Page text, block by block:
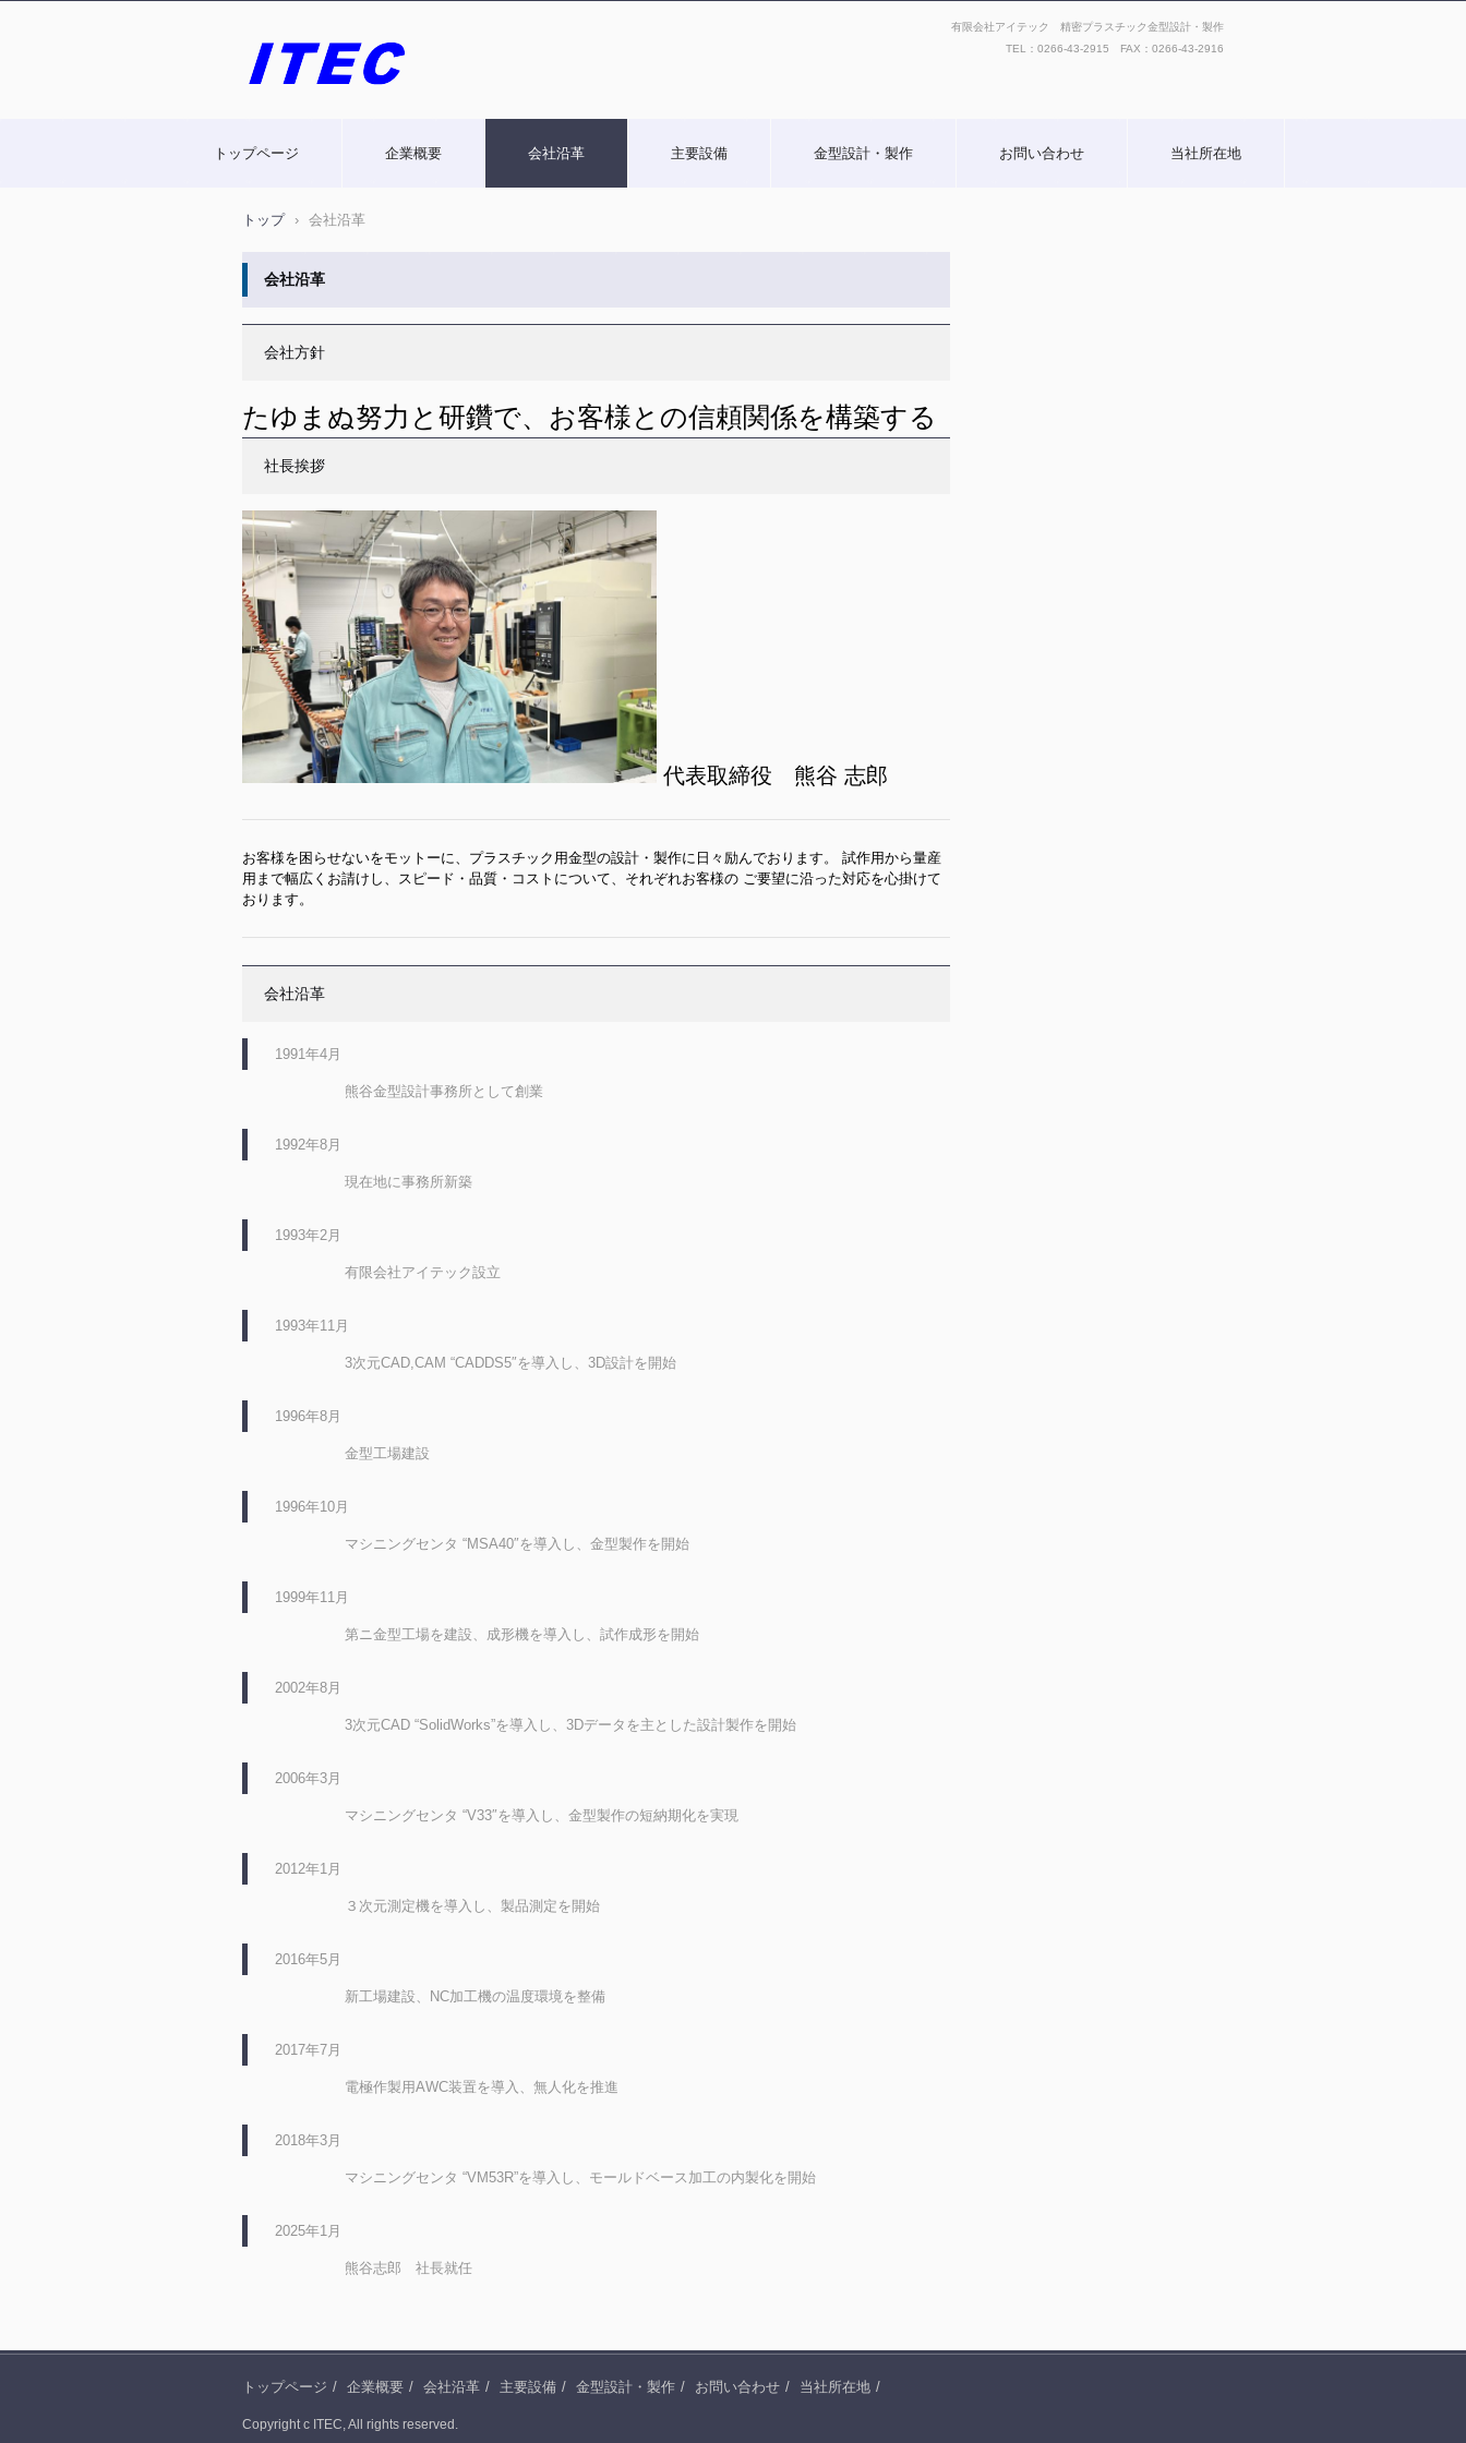
有限会社アイテック 精密プラスチック金型設計・製作
TEL： 0266-43-2915 FAX：0266-43-2916
トップページ 企業概要 会社沿革 主要設備 金型設計・製作 お問い合わせ 当社所在地
トップ › 会社沿革
会社沿革
会社方針
たゆまぬ努力と研鑽で、お客様との信頼関係を構築する
社長挨拶
代表取締役 熊谷 志郎
お客様を困らせないをモットーに、プラスチック用金型の設計・製作に日々励んでおります。
試作用から量産
用まで幅広くお請けし、スピード・品質・コストについて、それぞれお客様の ご要望に沿った対応を心掛けて
おります。
会社沿革
1991年4月
熊谷金型設計事務所として創業
1992年8月
現在地に事務所新築
1993年2月
有限会社アイテック設立
1993年11月
3次元CAD,CAM “CADDS5″を導入し、3D設計を開始
1996年8月
金型工場建設
1996年10月
マシニングセンタ “MSA40″を導入し、金型製作を開始
1999年11月
第ニ金型工場を建設、成形機を導入し、試作成形を開始
2002年8月
3次元CAD “SolidWorks”を導入し、3Dデータを主とした設計製作を開始
2006年3月
マシニングセンタ “V33″を導入し、金型製作の短納期化を実現
2012年1月
３次元測定機を導入し、製品測定を開始
2016年5月
新工場建設、NC加工機の温度環境を整備
2017年7月
電極作製用AWC装置を導入、無人化を推進
2018年3月
マシニングセンタ “VM53R”を導入し、モールドベース加工の内製化を開始
2025年1月
熊谷志郎 社長就任
トップページ 企業概要 会社沿革 主要設備 金型設計・製作 お問い合わせ 当社所在地
Copyright c ITEC, All rights reserved.